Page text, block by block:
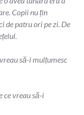
Copii nu țin
de patru ori pe zi. De
să-i mulțumesc
ce vreau să-i